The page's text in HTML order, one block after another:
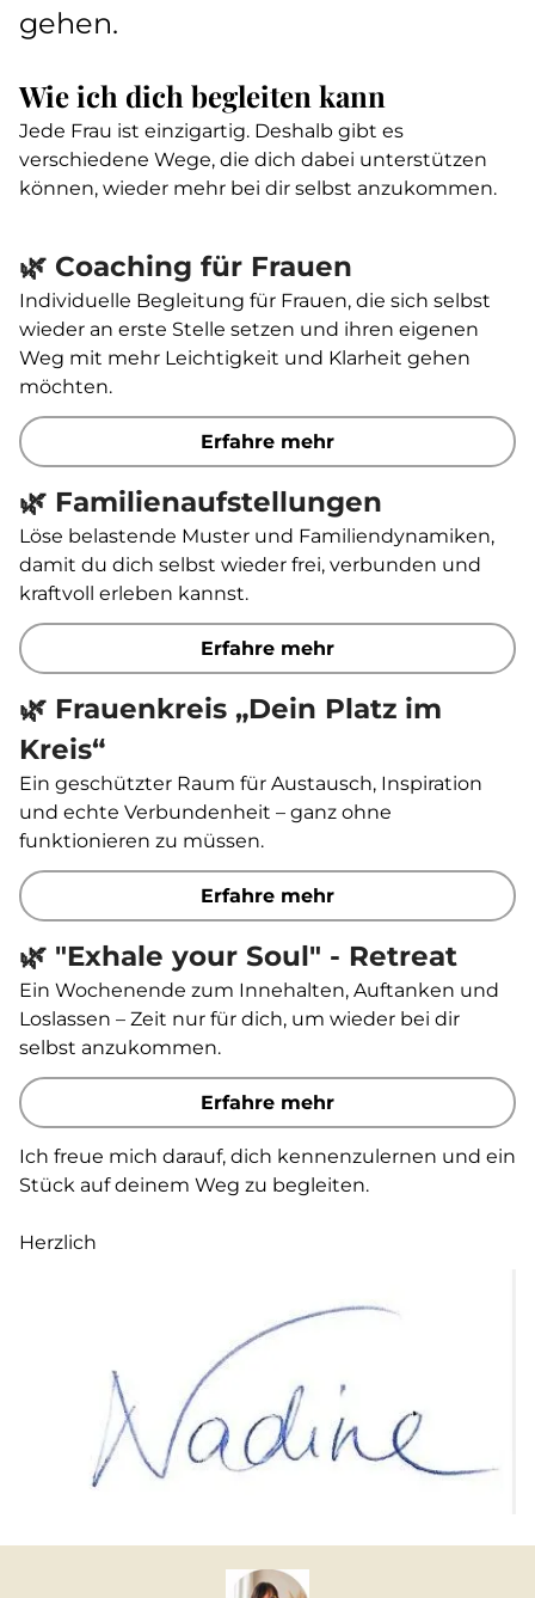
gehen.
Wie ich dich begleiten kann
Jede Frau ist einzigartig. Deshalb gibt es
verschiedene Wege, die dich dabei unterstützen
können, wieder mehr bei dir selbst anzukommen.
🌿 Coaching für Frauen
Individuelle Begleitung für Frauen, die sich selbst
wieder an erste Stelle setzen und ihren eigenen
Weg mit mehr Leichtigkeit und Klarheit gehen
möchten.
Erfahre mehr
🌿 Familienaufstellungen
Löse belastende Muster und Familiendynamiken,
damit du dich selbst wieder frei, verbunden und
kraftvoll erleben kannst.
Erfahre mehr
🌿 Frauenkreis „Dein Platz im
Kreis“
Ein geschützter Raum für Austausch, Inspiration
und echte Verbundenheit – ganz ohne
funktionieren zu müssen.
Erfahre mehr
🌿 "Exhale your Soul" - Retreat
Ein Wochenende zum Innehalten, Auftanken und
Loslassen – Zeit nur für dich, um wieder bei dir
selbst anzukommen.
Erfahre mehr
Ich freue mich darauf, dich kennenzulernen und ein
Stück auf deinem Weg zu begleiten.
Herzlich